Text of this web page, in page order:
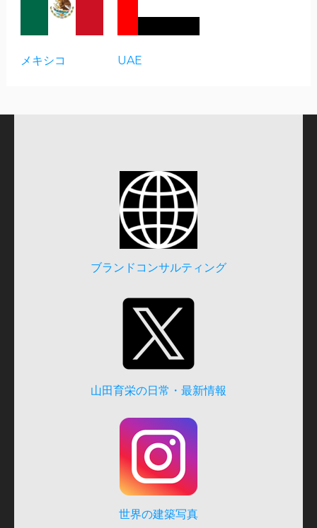
メキシコ UAE
ブランドコンサルティング
山田育栄の日常・最新情報
世界の建築写真